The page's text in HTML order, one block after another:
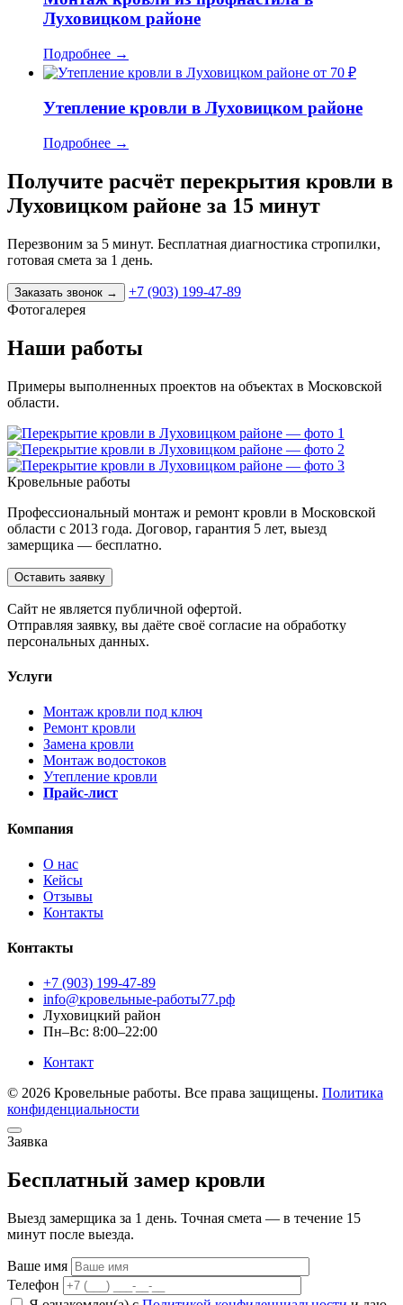
Луховицком районе
Подробнее →
от 70 ₽
Утепление кровли в Луховицком районе
Подробнее →
Получите расчёт перекрытия кровли в
Луховицком районе за 15 минут
Перезвоним за 5 минут. Бесплатная диагностика стропилки,
готовая смета за 1 день.
Заказать звонок →
+7 (903) 199-47-89
Фотогалерея
Наши работы
Примеры выполненных проектов на объектах в Московской
области.
Кровельные работы
Профессиональный монтаж и ремонт кровли в Московской
области с 2013 года. Договор, гарантия 5 лет, выезд
замерщика — бесплатно.
Оставить заявку
Cайт не является публичной офертой.
Отправляя заявку, вы даёте своё согласие на обработку
персональных данных.
Услуги
Монтаж кровли под ключ
Ремонт кровли
Замена кровли
Монтаж водостоков
Утепление кровли
Прайс-лист
Компания
О нас
Кейсы
Отзывы
Контакты
Контакты
+7 (903) 199-47-89
info@кровельные-работы77.рф
Луховицкий район
Пн–Вс: 8:00–22:00
Контакт
© 2026 Кровельные работы. Все права защищены. Политика
конфиденциальности
Заявка
Бесплатный замер кровли
Выезд замерщика за 1 день. Точная смета — в течение 15
минут после выезда.
Ваше имя
Телефон